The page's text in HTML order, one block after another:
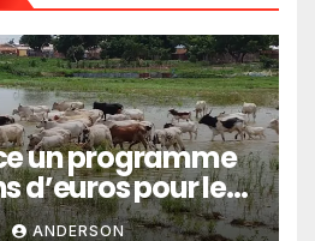
un programme
d’euros pour le
ANDERSON